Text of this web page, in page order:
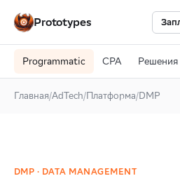
Prototypes
Programmatic CPA Решения
Главная/AdTech/Платформа/DMP
DMP · DATA MANAGEMENT